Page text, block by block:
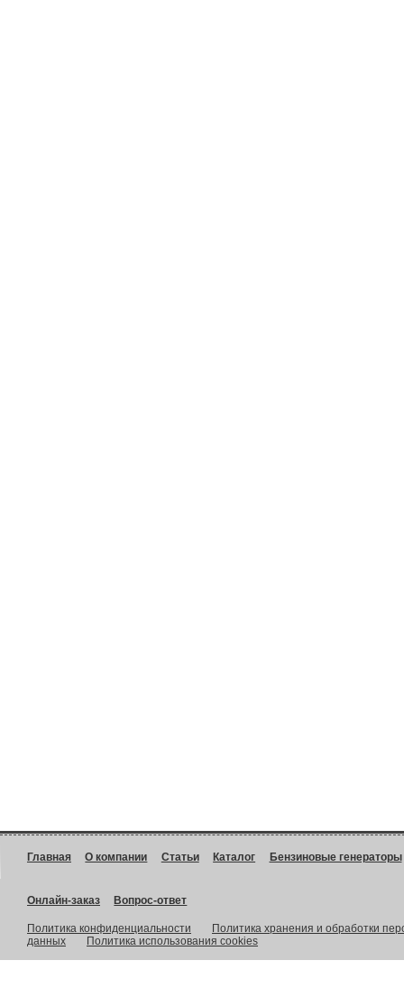
Главная О компании Статьи Каталог Бензиновые генераторы
Онлайн-заказ Вопрос-ответ
Политика конфиденциальности
Политика хранения и обработки
данных
Политика использования cookies